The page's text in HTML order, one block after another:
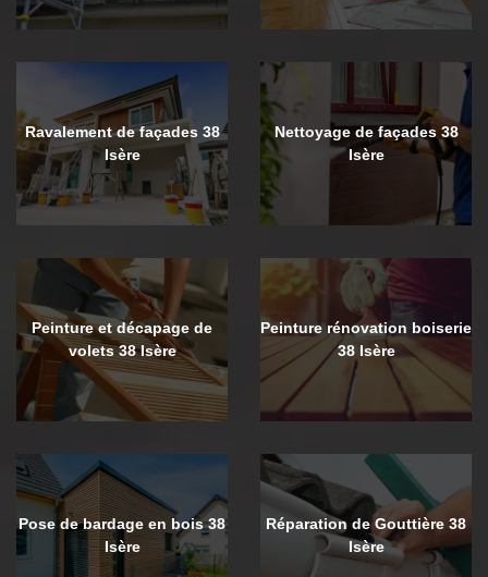
Ravalement de façades 38
Isère
Nettoyage de façades 38
Isère
Peinture et décapage de
volets 38 Isère
Peinture rénovation boiserie
38 Isère
Pose de bardage en bois 38
Isère
Réparation de Gouttière 38
Isère